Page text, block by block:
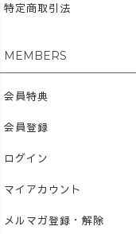
特定商取引法
MEMBERS
会員特典
会員登録
ログイン
マイアカウント
メルマガ登録・解除